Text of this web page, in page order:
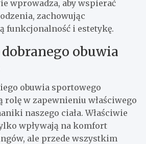
wprowadza, aby wspierać
zachowując
funkcjonalność i estetykę.
obuwia
obuwia sportowego
rolę w zapewnieniu właściwego
naszego ciała. Właściwie
wpływają na komfort
ale przede wszystkim